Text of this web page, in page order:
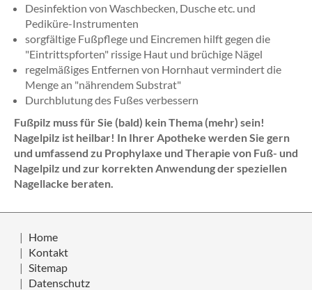
Desinfektion von Waschbecken, Dusche etc. und
Pediküre-Instrumenten
sorgfältige Fußpflege und Eincremen hilft gegen die
"Eintrittspforten" rissige Haut und brüchige Nägel
regelmäßiges Entfernen von Hornhaut vermindert die
Menge an "nährendem Substrat"
Durchblutung des Fußes verbessern
Fußpilz muss für Sie (bald) kein Thema (mehr) sein!
Nagelpilz ist heilbar! In Ihrer Apotheke werden Sie gern
und umfassend zu Prophylaxe und Therapie von Fuß- und
Nagelpilz und zur korrekten Anwendung der speziellen
Nagellacke beraten.
Home
Kontakt
Sitemap
Datenschutz